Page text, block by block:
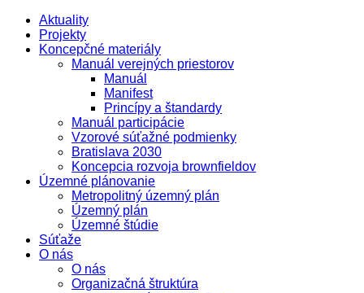
Aktuality
Projekty
Koncepčné materiály
Manuál verejných priestorov
Manuál
Manifest
Princípy a štandardy
Manuál participácie
Vzorové súťažné podmienky
Bratislava 2030
Koncepcia rozvoja brownfieldov
Územné plánovanie
Metropolitný územný plán
Územný plán
Územné štúdie
Súťaže
O nás
O nás
Organizačná štruktúra